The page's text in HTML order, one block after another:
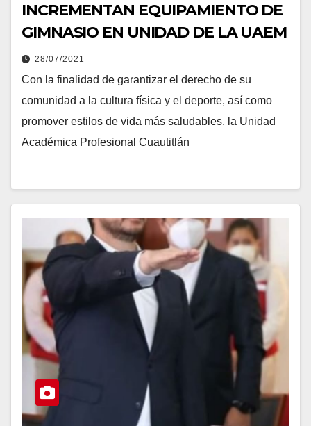
INCREMENTAN EQUIPAMIENTO DE
GIMNASIO EN UNIDAD DE LA UAEM
28/07/2021
Con la finalidad de garantizar el derecho de su
comunidad a la cultura física y el deporte, así como
promover estilos de vida más saludables, la Unidad
Académica Profesional Cuautitlán